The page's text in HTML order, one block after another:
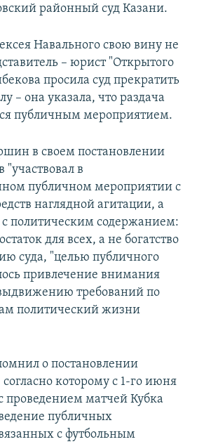
районный суд Казани.
Навального свою вину не
– юрист "Открытого
просила суд прекратить
– она указала, что раздача
публичным мероприятием.
в своем постановлении
в
публичном мероприятии с
наглядной агитации, а
политическим содержанием:
для всех, а не богатство
суда, "целью публичного
привлечение внимания
требований по
политический жизни
о постановлении
которому с 1-го июня
проведением матчей Кубка
публичных
с футбольным